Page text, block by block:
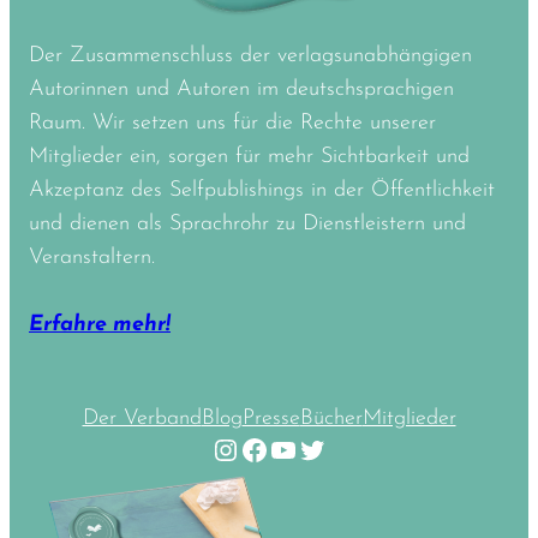
Der Zusammenschluss der verlagsunabhängigen
Autorinnen und Autoren im deutschsprachigen
Raum. Wir setzen uns für die Rechte unserer
Mitglieder ein, sorgen für mehr Sichtbarkeit und
Akzeptanz des Selfpublishings in der Öffentlichkeit
und dienen als Sprachrohr zu Dienstleistern und
Veranstaltern.
Erfahre mehr!
Der VerbandBlogPresseBücherMitglieder
Instagram Facebook YouTube Twitter